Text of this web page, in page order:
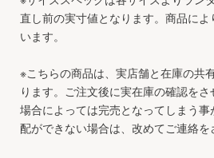
直し前の実寸値となります。商品に
います。
※こちらの商品は、実店舗と在庫の共
ります。ご注文後に実在庫の確認をさ
場合によっては完売となってしまう
配ができない場合は、改めてご連絡を